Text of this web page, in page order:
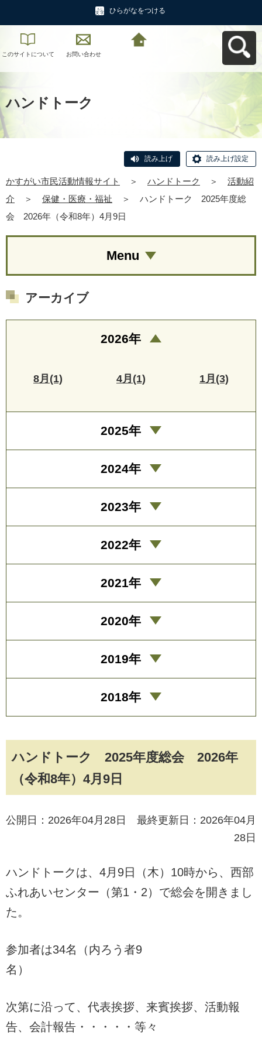
ひらがなをつける
このサイトについて お問い合わせ
ハンドトーク
読み上げ 読み上げ設定
かすがい市民活動情報サイト ＞ ハンドトーク ＞
活動紹
介
＞ 保健・医療・福祉 ＞
ハンドトーク 2025年度総
会 2026年（令和8年）4月9日
ハンドトーク 2025年度総会 2026年
（令和8年）4月9日
公開日：2026年04月28日 最終更新日：2026年04月
28日
ハンドトークは、4月9日（木）10時から、西部
ふれあいセンター（第1・2）で総会を開きまし
た。
参加者は34名（内ろう者9
名）
次第に沿って、代表挨拶、来賓挨拶、活動報
告、会計報告・・・・・等々
Menu
アーカイブ
2026年
8月(1) 4月(1) 1月(3)
2025年
2024年
2023年
2022年
2021年
2020年
2019年
2018年